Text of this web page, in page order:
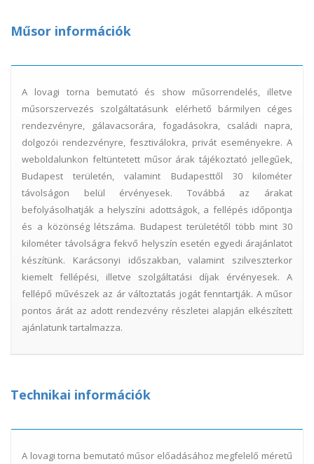
Műsor információk
A lovagi torna bemutató és show műsorrendelés, illetve
műsorszervezés szolgáltatásunk elérhető bármilyen céges
rendezvényre, gálavacsorára, fogadásokra, családi napra,
dolgozói rendezvényre, fesztiválokra, privát eseményekre. A
weboldalunkon feltüntetett műsor árak tájékoztató jellegűek,
Budapest területén, valamint Budapesttől 30 kilométer
távolságon belül érvényesek. Továbbá az árakat
befolyásolhatják a helyszíni adottságok, a fellépés időpontja
és a közönség létszáma. Budapest területétől több mint 30
kilométer távolságra fekvő helyszín esetén egyedi árajánlatot
készítünk. Karácsonyi időszakban, valamint szilveszterkor
kiemelt fellépési, illetve szolgáltatási díjak érvényesek. A
fellépő művészek az ár változtatás jogát fenntartják. A műsor
pontos árát az adott rendezvény részletei alapján elkészített
ajánlatunk tartalmazza.
Technikai információk
A lovagi torna bemutató műsor előadásához megfelelő méretű